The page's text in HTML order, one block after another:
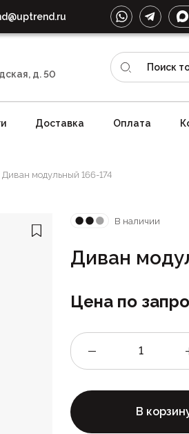
д. 50
Доставка Оплата
Диван модульный 166-174
В наличии
Диван
Цена по
В